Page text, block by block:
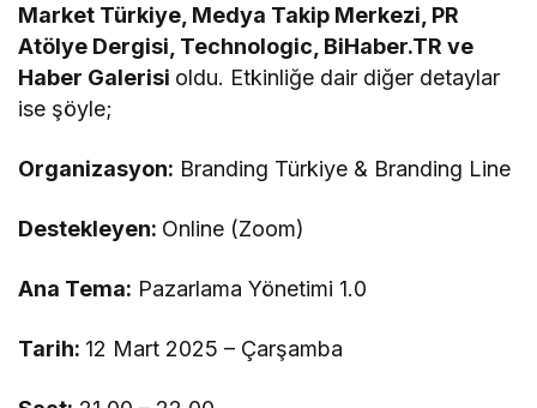
Market Türkiye, Medya Takip Merkezi, PR
Atölye Dergisi, Technologic, BiHaber.TR ve
Haber Galerisi oldu. Etkinliğe dair diğer detaylar
ise şöyle;
Organizasyon: Branding Türkiye & Branding Line
Destekleyen: Online (Zoom)
Ana Tema: Pazarlama Yönetimi 1.0
Tarih: 12 Mart 2025 – Çarşamba